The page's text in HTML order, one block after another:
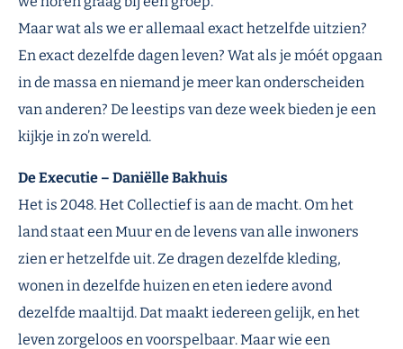
Maar wat als we er allemaal exact hetzelfde uitzien?
En exact dezelfde dagen leven? Wat als je móét opgaan
in de massa en niemand je meer kan onderscheiden
van anderen? De leestips van deze week bieden je een
kijkje in zo’n wereld.
De Executie – Daniëlle Bakhuis
Het is 2048. Het Collectief is aan de macht. Om het
land staat een Muur en de levens van alle inwoners
zien er hetzelfde uit. Ze dragen dezelfde kleding,
wonen in dezelfde huizen en eten iedere avond
dezelfde maaltijd. Dat maakt iedereen gelijk, en het
leven zorgeloos en voorspelbaar. Maar wie een